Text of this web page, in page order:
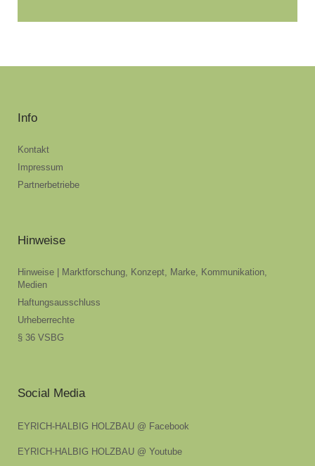
Info
Kontakt
Impressum
Partnerbetriebe
Hinweise
Hinweise | Marktforschung, Konzept, Marke, Kommunikation,
Medien
Haftungsausschluss
Urheberrechte
§ 36 VSBG
Social Media
EYRICH-HALBIG HOLZBAU @ Facebook
EYRICH-HALBIG HOLZBAU @ Youtube